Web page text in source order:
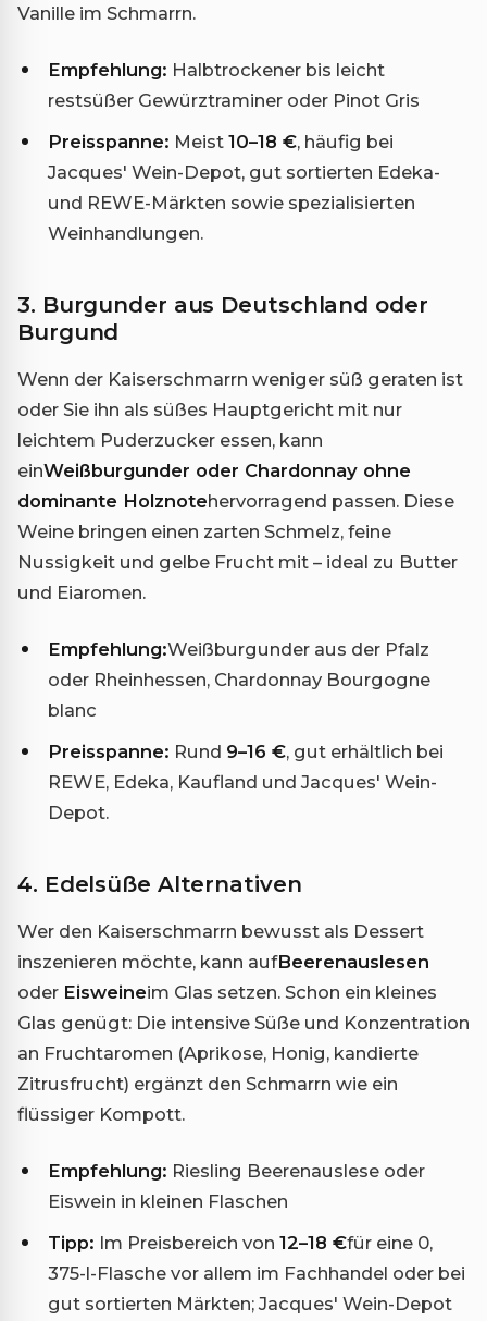
Vanille im Schmarrn.
Empfehlung: Halbtrockener bis leicht
restsüßer Gewürztraminer oder Pinot Gris
Preisspanne: Meist 10–18 €, häufig bei
Jacques' Wein-Depot, gut sortierten Edeka-
und REWE-Märkten sowie spezialisierten
Weinhandlungen.
3. Burgunder aus Deutschland oder
Burgund
Wenn der Kaiserschmarrn weniger süß geraten ist
oder Sie ihn als süßes Hauptgericht mit nur
leichtem Puderzucker essen, kann
einWeißburgunder oder Chardonnay ohne
dominante Holznotehervorragend passen. Diese
Weine bringen einen zarten Schmelz, feine
Nussigkeit und gelbe Frucht mit – ideal zu Butter
und Eiaromen.
Empfehlung:Weißburgunder aus der Pfalz
oder Rheinhessen, Chardonnay Bourgogne
blanc
Preisspanne: Rund 9–16 €, gut erhältlich bei
REWE, Edeka, Kaufland und Jacques' Wein-
Depot.
4. Edelsüße Alternativen
Wer den Kaiserschmarrn bewusst als Dessert
inszenieren möchte, kann aufBeerenauslesen
oder Eisweineim Glas setzen. Schon ein kleines
Glas genügt: Die intensive Süße und Konzentration
an Fruchtaromen (Aprikose, Honig, kandierte
Zitrusfrucht) ergänzt den Schmarrn wie ein
flüssiger Kompott.
Empfehlung: Riesling Beerenauslese oder
Eiswein in kleinen Flaschen
Tipp: Im Preisbereich von 12–18 €für eine 0,
375-l-Flasche vor allem im Fachhandel oder bei
gut sortierten Märkten; Jacques' Wein-Depot